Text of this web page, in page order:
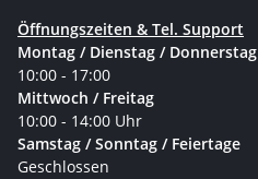
Öffnungszeiten & Tel. Support
Montag / Dienstag / Donnerstag
10:00 - 17:00
Mittwoch / Freitag
10:00 - 14:00 Uhr
Samstag / Sonntag / Feiertage
Geschlossen